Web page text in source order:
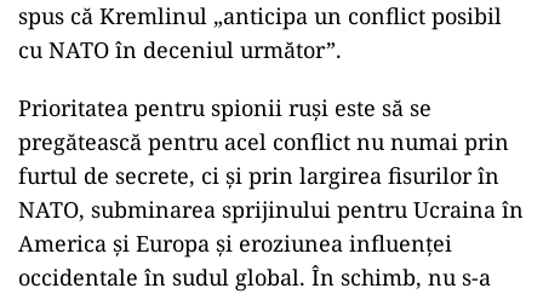
spus că Kremlinul „anticipa un conflict posibil
cu NATO în deceniul următor”.
Prioritatea pentru spionii ruși este să se
pregătească pentru acel conflict nu numai prin
furtul de secrete, ci și prin largirea fisurilor în
NATO, subminarea sprijinului pentru Ucraina în
America și Europa și eroziunea influenței
occidentale în sudul global. În schimb, nu s-a